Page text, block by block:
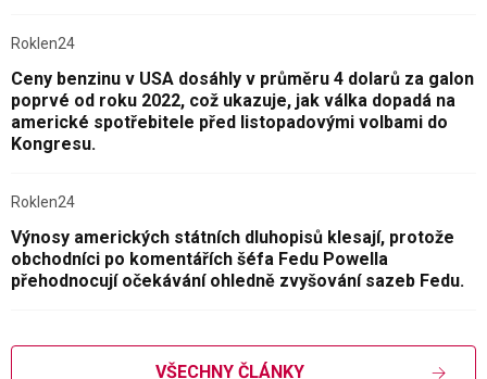
Roklen24
Ceny benzinu v USA dosáhly v průměru 4 dolarů za galon
poprvé od roku 2022, což ukazuje, jak válka dopadá na
americké spotřebitele před listopadovými volbami do
Kongresu.
Roklen24
Výnosy amerických státních dluhopisů klesají, protože
obchodníci po komentářích šéfa Fedu Powella
přehodnocují očekávání ohledně zvyšování sazeb Fedu.
VŠECHNY ČLÁNKY